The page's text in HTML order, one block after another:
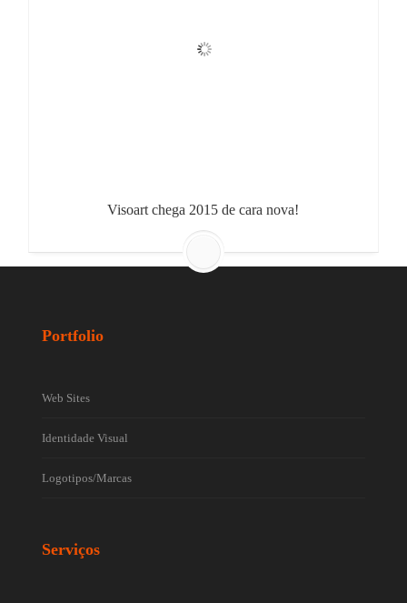
Visoart chega 2015 de cara nova!
Portfolio
Web Sites
Identidade Visual
Logotipos/Marcas
Serviços